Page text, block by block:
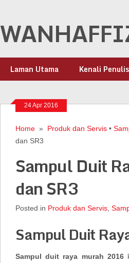
Laman Utama Kenali Penulis
24 Apr 2016
Home» Produk dan Servis•
dan SR3
Sampul Duit
dan SR3
Posted in Produk dan Servis,
Sampul Duit
Sampul duit raya murah 2016